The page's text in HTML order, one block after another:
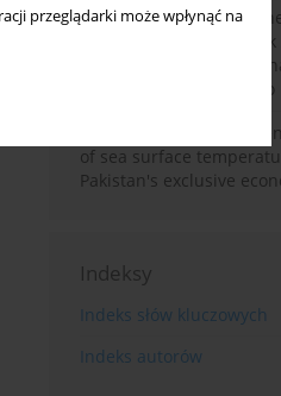
przeglądarki może wpłynąć na
Prediction: Evaluating
Memory Neural
Capturing Extreme
Ouergha Basin, Morocco
A two-decade remote
of sea surface
Pakistan's exclusive
Indeksy
Indeks słów kluczowych
Indeks autorów